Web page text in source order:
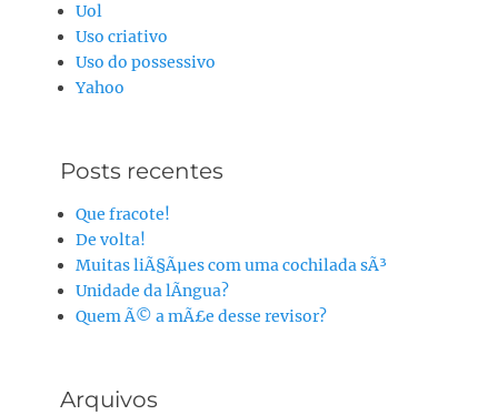
Uol
Uso criativo
Uso do possessivo
Yahoo
Posts recentes
Que fracote!
De volta!
Muitas liÃ§Ãµes com uma cochilada sÃ³
Unidade da lÃ­ngua?
Quem Ã© a mÃ£e desse revisor?
Arquivos